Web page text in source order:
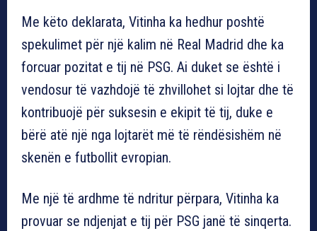
Me këto deklarata, Vitinha ka hedhur poshtë
spekulimet për një kalim në Real Madrid dhe ka
forcuar pozitat e tij në PSG. Ai duket se është i
vendosur të vazhdojë të zhvillohet si lojtar dhe të
kontribuojë për suksesin e ekipit të tij, duke e
bërë atë një nga lojtarët më të rëndësishëm në
skenën e futbollit evropian.
Me një të ardhme të ndritur përpara, Vitinha ka
provuar se ndjenjat e tij për PSG janë të sinqerta.